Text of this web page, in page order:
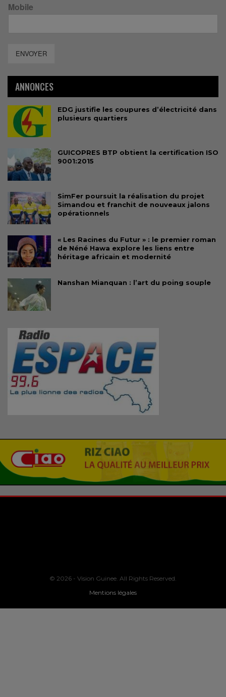
Mobile
ENVOYER
ANNONCES
EDG justifie les coupures d’électricité dans
plusieurs quartiers
GUICOPRES BTP obtient la certification ISO
9001:2015
SimFer poursuit la réalisation du projet
Simandou et franchit de nouveaux jalons
opérationnels
« Les Racines du Futur » : le premier roman
de Néné Hawa explore les liens entre
héritage africain et modernité
Nanshan Mianquan : l’art du poing souple
© 2026 - Vision Guinee. All Rights Reserved.
Mentions légales